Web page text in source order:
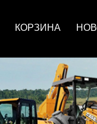
КОРЗИНА